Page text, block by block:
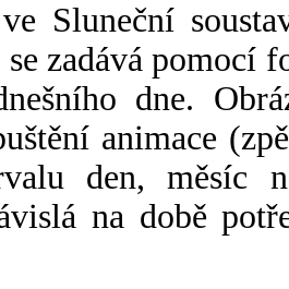
Sluneční
zadává pomocí
dne.
animace
den, měsíc
na době